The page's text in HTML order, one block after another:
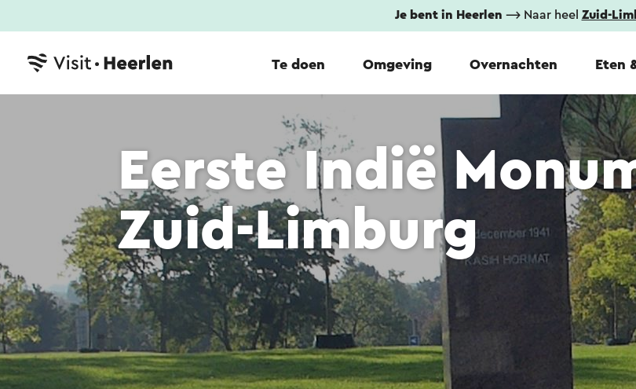
Je bent in Heerlen ⟶ Naar heel Zuid-
Te doen Omgeving Overnachten Eten
Eerste Indië
Zuid-Limburg